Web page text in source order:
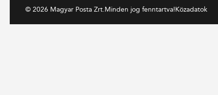
© 2026 Magyar Posta Zrt.Minden jog fenntartva!Közadatok